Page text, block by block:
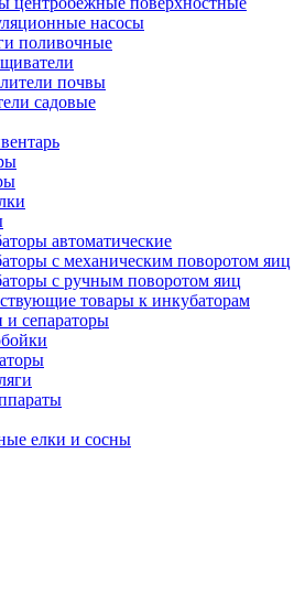
насосы
поливочные
почвы
садовые
автоматические
с механическим поворотом яиц
с ручным поворотом яиц
товары к инкубаторам
сепараторы
елки и сосны